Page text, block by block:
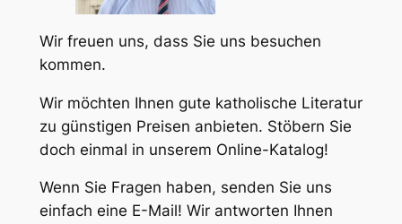
Wir freuen uns, dass Sie uns besuchen
kommen.
Wir möchten Ihnen gute katholische Literatur
zu günstigen Preisen anbieten. Stöbern Sie
doch einmal in unserem Online-Katalog!
Wenn Sie Fragen haben, senden Sie uns
einfach eine E-Mail! Wir antworten Ihnen